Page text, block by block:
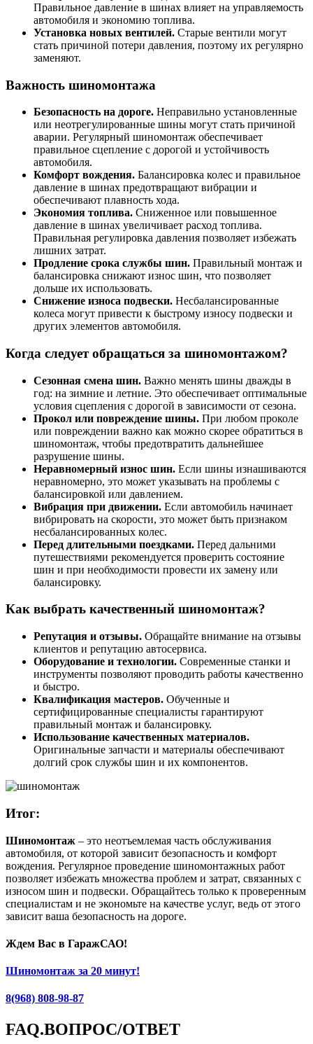
Правильное давление в шинах влияет на управляемость
автомобиля и экономию топлива.
Установка новых вентилей. Старые вентили могут
стать причиной потери давления, поэтому их регулярно
заменяют.
Важность шиномонтажа
Безопасность на дороге. Неправильно установленные
или неотрегулированные шины могут стать причиной
аварии. Регулярный шиномонтаж обеспечивает
правильное сцепление с дорогой и устойчивость
автомобиля.
Комфорт вождения. Балансировка колес и правильное
давление в шинах предотвращают вибрации и
обеспечивают плавность хода.
Экономия топлива. Сниженное или повышенное
давление в шинах увеличивает расход топлива.
Правильная регулировка давления позволяет избежать
лишних затрат.
Продление срока службы шин. Правильный монтаж и
балансировка снижают износ шин, что позволяет
дольше их использовать.
Снижение износа подвески. Несбалансированные
колеса могут привести к быстрому износу подвески и
других элементов автомобиля.
Когда следует обращаться за шиномонтажом?
Сезонная смена шин. Важно менять шины дважды в
год: на зимние и летние. Это обеспечивает оптимальные
условия сцепления с дорогой в зависимости от сезона.
Прокол или повреждение шины. При любом проколе
или повреждении важно как можно скорее обратиться в
шиномонтаж, чтобы предотвратить дальнейшее
разрушение шины.
Неравномерный износ шин. Если шины изнашиваются
неравномерно, это может указывать на проблемы с
балансировкой или давлением.
Вибрация при движении. Если автомобиль начинает
вибрировать на скорости, это может быть признаком
несбалансированных колес.
Перед длительными поездками. Перед дальними
путешествиями рекомендуется проверить состояние
шин и при необходимости провести их замену или
балансировку.
Как выбрать качественный шиномонтаж?
Репутация и отзывы. Обращайте внимание на отзывы
клиентов и репутацию автосервиса.
Оборудование и технологии. Современные станки и
инструменты позволяют проводить работы качественно
и быстро.
Квалификация мастеров. Обученные и
сертифицированные специалисты гарантируют
правильный монтаж и балансировку.
Использование качественных материалов.
Оригинальные запчасти и материалы обеспечивают
долгий срок службы шин и их компонентов.
Итог:
Шиномонтаж – это неотъемлемая часть обслуживания
автомобиля, от которой зависит безопасность и комфорт
вождения. Регулярное проведение шиномонтажных работ
позволяет избежать множества проблем и затрат, связанных с
износом шин и подвески. Обращайтесь только к проверенным
специалистам и не экономьте на качестве услуг, ведь от этого
зависит ваша безопасность на дороге.
Ждем Вас в ГаражСАО!
Шиномонтаж за 20 минут!
8(968) 808-98-87
FAQ.ВОПРОС/ОТВЕТ